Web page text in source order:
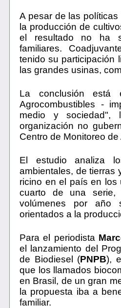
A pesar de las
la producción de
el resultado no ha
familiares.
tenido su participación
las grandes usinas,
La conclusión
Agrocombustibles -
medio y
organización no
Centro de Monitoreo
El estudio analiza
ambientales, de tierras
ricino en el país en los
cuarto de una
volúmenes por año
orientados a la
Para el periodista
el lanzamiento del
de Biodiesel (PNPB),
que los llamados
en Brasil, de un gran
la propuesta iba a
familiar.